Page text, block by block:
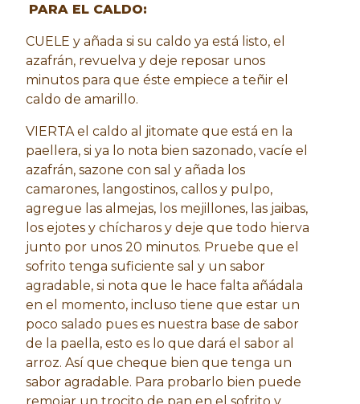
PARA EL CALDO:
CUELE y añada si su caldo ya está listo, el
azafrán, revuelva y deje reposar unos
minutos para que éste empiece a teñir el
caldo de amarillo.
VIERTA el caldo al jitomate que está en la
paellera, si ya lo nota bien sazonado, vacíe el
azafrán, sazone con sal y añada los
camarones, langostinos, callos y pulpo,
agregue las almejas, los mejillones, las jaibas,
los ejotes y chícharos y deje que todo hierva
junto por unos 20 minutos. Pruebe que el
sofrito tenga suficiente sal y un sabor
agradable, si nota que le hace falta añádala
en el momento, incluso tiene que estar un
poco salado pues es nuestra base de sabor
de la paella, esto es lo que dará el sabor al
arroz. Así que cheque bien que tenga un
sabor agradable. Para probarlo bien puede
remojar un trocito de pan en el sofrito y